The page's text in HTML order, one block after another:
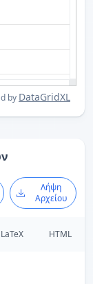
by DataGridXL
Λήψη
Αρχείου
LaTeX HTML